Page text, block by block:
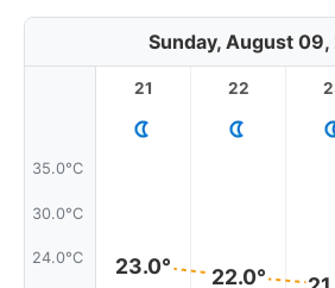
Sunday, August
35.0°C
30.0°C
24.0°C
21
23.0°
22
22.0°